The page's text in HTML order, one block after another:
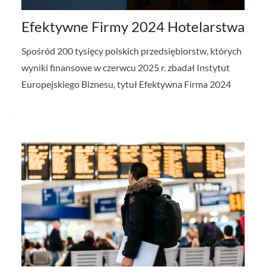
Efektywne Firmy 2024 Hotelarstwa
Spośród 200 tysięcy polskich przedsiębiorstw, których
wyniki finansowe w czerwcu 2025 r. zbadał Instytut
Europejskiego Biznesu, tytuł Efektywna Firma 2024